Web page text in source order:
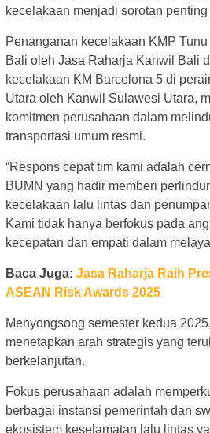
kecelakaan menjadi sorotan
Penanganan kecelakaan KMP
Bali oleh Jasa Raharja Kanwil Bali
kecelakaan KM Barcelona 5 di
Utara oleh Kanwil Sulawesi Utara,
komitmen perusahaan dalam
transportasi umum resmi.
“Respons cepat tim kami adalah
BUMN yang hadir memberi
kecelakaan lalu lintas dan
Kami tidak hanya berfokus pada
kecepatan dan empati dalam
Baca Juga: Jasa Raharja Raih
ASEAN Risk Awards 2025
Menyongsong semester kedua
menetapkan arah strategis yang
berkelanjutan.
Fokus perusahaan adalah
berbagai instansi pemerintah dan
ekosistem keselamatan lalu lintas